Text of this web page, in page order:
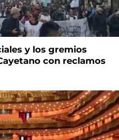
y los gremios
con reclamos